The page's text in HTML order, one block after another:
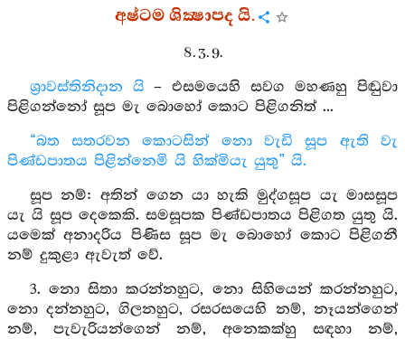
අෂ්ටම ශික්‍ෂාපද යි.
8. 3. 9.
ශ්‍රාවස්තිනිදාන යි – එසමයෙහි සවග මහණහු පිඬුවා
පිළිගන්නෝ සූප මැ බොහෝ කොට පිළිගනිත් ...
“බත සතරවන කොටසින් නො වැඩි සූප ඇති වැ
පිණ්ඩපාතය පිළින්නෙමි යි හික්මියැ යුතු” යි.
සූප නම්: අතින් ගෙන යා හැකි මුද්ගසූප යැ මාසසූප
යැ යි සූප දෙකෙකි. සමසූපක පිණ්ඩපාතය පිළිගත යුතු යි.
යමෙක් අනාදරිය පිණිස සූප මැ බොහෝ කොට පිළිගනී
නම් දුකුළා ඇවැත් වේ.
3. නො සිතා කරන්නහුට, නො සිහියෙන් කරන්නහුට,
නො දන්නහුට, ගිලනහුට, රසරසයෙහි නම්, නෑයන්ගෙන්
නම්, පැවැරියන්ගෙන් නම්, අනෙකක්හු සඳහා නම්,